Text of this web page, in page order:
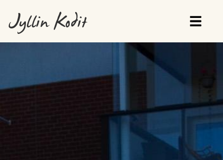
Jyllin Kodit